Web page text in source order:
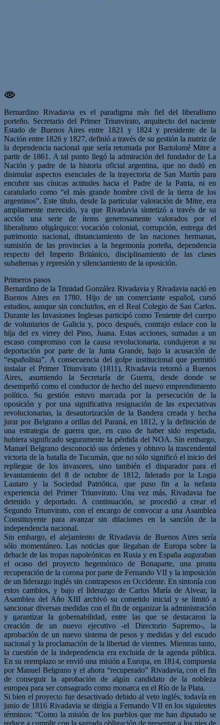
Bernardino Rivadavia es el paradigma más fiel del liberalismo
porteño. Secretario del Primer Triunvirato, arquitecto del naciente
Estado de Buenos Aires entre 1821 y 1824 y presidente de la
Nación entre 1826 y 1827, definió a través de su gestión la matriz de
la dependencia nacional que sería retomada por Bartolomé Mitre a
partir de 1861. A tal punto llegó la admiración del fundador de La
Nación y padre de la historia oficial argentina, que no dudó en
disimular aspectos esenciales de la trayectoria de San Martín para
encubrir sus cínicas actitudes hacia el Padre de la Patria, ni en
caratularlo como “el más grande hombre civil de la tierra de los
argentinos”. Este título, desde la particular valoración de Mitre, era
ampliamente merecido, ya que Rivadavia sintetizó a través de su
acción una serie de ítems generosamente valorados por el
liberalismo oligárquico: vocación colonial, corrupción, entrega del
patrimonio nacional, distanciamiento de las naciones hermanas,
sumisión de las provincias a la hegemonía porteña, dependencia
respecto del Imperio Británico, disciplinamiento de las clases
subalternas y represión y silenciamiento de la oposición.
Primeros pasos
Bernardino de la Trinidad González Rivadavia y Rivadavia nació en
Buenos Aires en 1780. Hijo de un comerciante español, cursó
estudios, aunque sin concluirlos, en el Real Colegio de San Carlos.
Durante las Invasiones Inglesas participó como Teniente del cuerpo
de voluntarios de Galicia y, poco después, contrajo enlace con la
hija del ex virrey del Pino, Juana. Estas acciones, sumadas a un
escaso compromiso con la causa revolucionaria, condujeron a su
deportación por parte de la Junta Grande, bajo la acusación de
“españolista”. A consecuencia del golpe institucional que permitió
instalar el Primer Triunvirato (1811), Rivadavia retornó a Buenos
Aires, asumiendo la Secretaría de Guerra, desde donde se
desempeñó como el conductor de hecho del nuevo emprendimiento
político. Su gestión estuvo marcada por la persecución de la
oposición y por una significativa resignación de las expectativas
revolucionarias, la desautorización de la Bandera creada y hecha
jurar por Belgrano a orillas del Paraná, en 1812, y la definición de
una estrategia de guerra que, en caso de haber sido respetada,
hubiera significado seguramente la pérdida del NOA. Sin embargo,
Manuel Belgrano desconoció sus órdenes y obtuvo la trascendental
victoria de la batalla de Tucumán, que no sólo significó el inicio del
repliegue de los invasores, sino también el disparador para el
levantamiento del 8 de octubre de 1812, liderado por la Logia
Lautaro y la Sociedad Patriótica, que puso fin a la nefasta
experiencia del Primer Triunvirato. Una vez más, Rivadavia fue
detenido y deportado. A continuación, se procedió a crear el
Segundo Triunvirato, con el encargo de convocar a una Asamblea
Constituyente para avanzar sin dilaciones en la sanción de la
independencia nacional.
Sin embargo, el alejamiento de Rivadavia de Buenos Aires sería
sólo momentáneo. Las noticias que llegaban de Europa sobre la
debacle de las tropas napoleónicas en Rusia y en España auguraban
el ocaso del proyecto hegemónico de Bonaparte, una pronta
recuperación de la corona por parte de Fernando VII y la imposición
de un liderazgo inglés sin contrapesos en Occidente. En sintonía con
estos cambios, y bajo el liderazgo de Carlos María de Alvear, la
Asamblea del Año XIII archivó su cometido inicial y se limitó a
sancionar diversas medidas con el fin de organizar la administración
y garantizar la gobernabilidad, entre las que se destacaron la
creación de un nuevo ejecutivo -el Directorio Supremo-, la
aprobación de un nuevo sistema de pesos y medidas y del escudo
nacional y la proclamación de la libertad de vientres. Mientras tanto,
la cuestión de la independencia era excluida de la agenda pública.
En su reemplazo se envió una misión a Europa, en 1814, compuesta
por Manuel Belgrano y el ahora “recuperado” Rivadavia, con el fin
de conseguir la aprobación de algún candidato de la nobleza
europea para ser consagrado como monarca en el Río de la Plata.
Si bien el proyecto fue desactivado debido al veto inglés, todavía en
junio de 1816 Rivadavia se dirigía a Fernando VII en los siguientes
términos: “Como la misión de los pueblos que me han diputado se
reduce a cumplir con la sagrada obligación de presentar a los pies de